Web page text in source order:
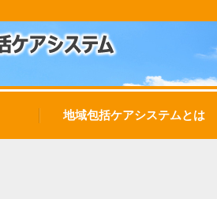
地域包括ケアシステムとは